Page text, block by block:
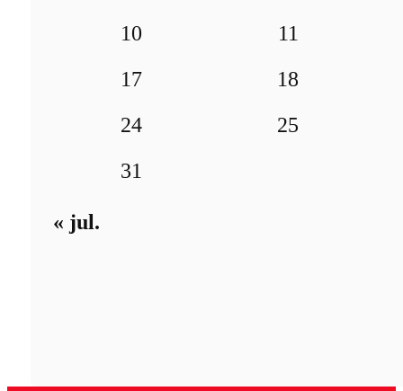
10
11
17
18
24
25
31
« jul.